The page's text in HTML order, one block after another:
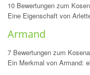
10 Bewertungen zum
Eine Eigenschaft von
Armand
7 Bewertungen zum
Ein Merkmal von Armand: